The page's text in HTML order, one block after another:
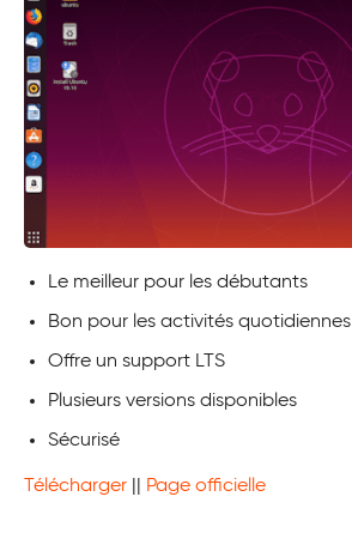
Le meilleur pour les débutants
Bon pour les activités quotidiennes
Offre un support LTS
Plusieurs versions disponibles
Sécurisé
Télécharger Page officielle